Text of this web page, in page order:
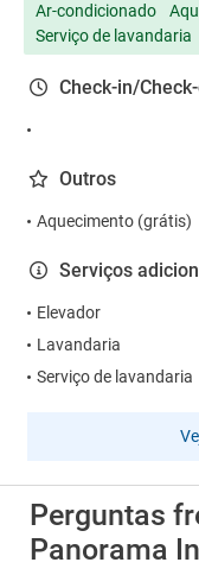
Ar-condicionado
Serviço de lavandaria
Check-in/
Outros
Aquecimento (grátis)
Serviços
Elevador
Lavandaria
Serviço de lavandaria
Perguntas
Panorama